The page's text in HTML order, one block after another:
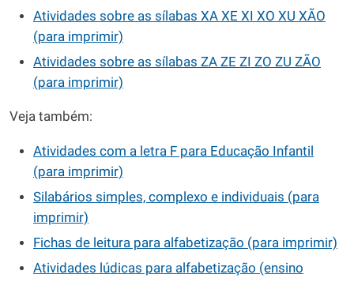
Atividades sobre as sílabas XA XE XI XO XU XÃO
(para imprimir)
Atividades sobre as sílabas ZA ZE ZI ZO ZU ZÃO
(para imprimir)
Veja também:
Atividades com a letra F para Educação Infantil
(para imprimir)
Silabários simples, complexo e individuais (para
imprimir)
Fichas de leitura para alfabetização (para imprimir)
Atividades lúdicas para alfabetização (ensino